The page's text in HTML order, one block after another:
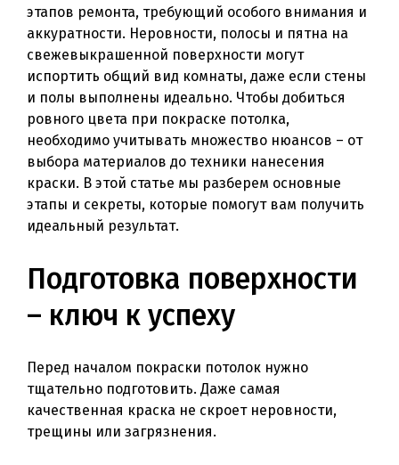
этапов ремонта, требующий особого внимания и
аккуратности. Неровности, полосы и пятна на
свежевыкрашенной поверхности могут
испортить общий вид комнаты, даже если стены
и полы выполнены идеально. Чтобы добиться
ровного цвета при покраске потолка,
необходимо учитывать множество нюансов – от
выбора материалов до техники нанесения
краски. В этой статье мы разберем основные
этапы и секреты, которые помогут вам получить
идеальный результат.
Подготовка поверхности
– ключ к успеху
Перед началом покраски потолок нужно
тщательно подготовить. Даже самая
качественная краска не скроет неровности,
трещины или загрязнения.